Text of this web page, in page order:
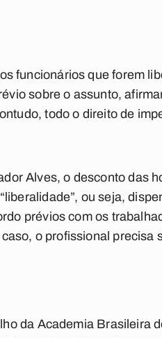
funcionários que forem
sobre o assunto,
todo o direito de
Alves, o desconto das
ou seja,
prévios com os
o profissional precisa
da Academia Brasileira